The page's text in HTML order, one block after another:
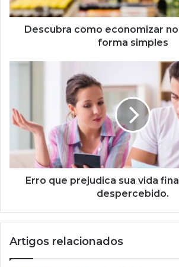
simples
Descubra como economizar
forma simples
vida
financeira
despercebido.
Erro que prejudica sua vida
despercebido.
Artigos relacionados